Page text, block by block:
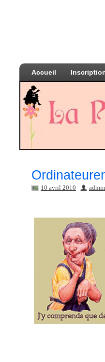
Accueil
10 avril 2010 admin